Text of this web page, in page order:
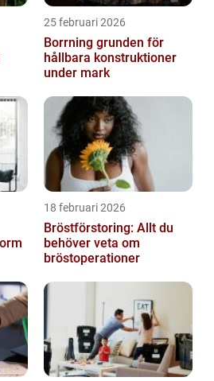
25 februari 2026
Borrning grunden för
hållbara konstruktioner
under mark
18 februari 2026
Bröstförstoring: Allt du
behöver veta om
bröstoperationer